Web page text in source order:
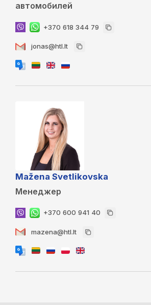
автомобилей
+370 618 344 79
jonas@htl.lt
Mažena Svetlikovska
Менеджер
+370 600 941 40
mazena@htl.lt